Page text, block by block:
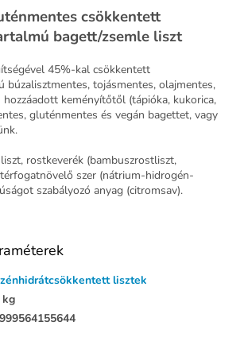
csökkentett
bagett/zsemle liszt
45%-kal csökkentett
búzalisztmentes, tojásmentes, olajmentes,
keményítőtől (tápióka, kukorica,
gluténmentes és vegán bagettet, vagy
rostkeverék (bambuszrostliszt,
szer (nátrium-hidrogén-
szabályozó anyag (citromsav).
lisztek
kg